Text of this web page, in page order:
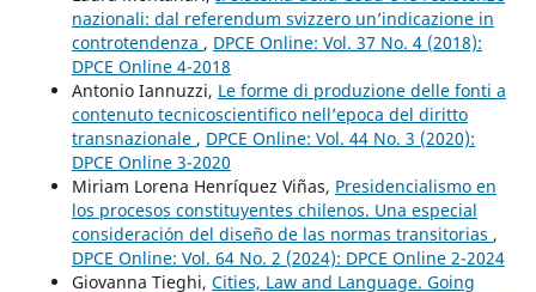
nazionali: dal referendum svizzero un’indicazione in
controtendenza , DPCE Online: Vol. 37 No. 4 (2018):
DPCE Online 4-2018
Antonio Iannuzzi, Le forme di produzione delle fonti a
contenuto tecnicoscientifico nell’epoca del diritto
transnazionale , DPCE Online: Vol. 44 No. 3 (2020):
DPCE Online 3-2020
Miriam Lorena Henríquez Viñas, Presidencialismo en
los procesos constituyentes chilenos. Una especial
consideración del diseño de las normas transitorias ,
DPCE Online: Vol. 64 No. 2 (2024): DPCE Online 2-2024
Giovanna Tieghi, Cities, Law and Language. Going